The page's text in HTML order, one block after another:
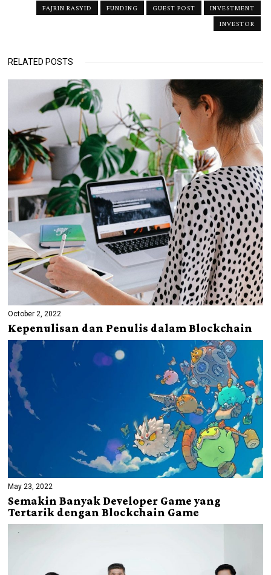
FAJRIN RASYID FUNDING GUEST POST
INVESTMENT
INVESTOR
RELATED POSTS
October 2, 2022
Kepenulisan dan Penulis dalam Blockchain
May 23, 2022
Semakin Banyak Developer Game yang
Tertarik dengan Blockchain Game